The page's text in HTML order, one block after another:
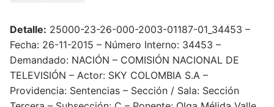
Detalle: 25000-23-26-000-2003-01187-01_34453 –
Fecha: 26-11-2015 – Número Interno: 34453 –
Demandado: NACIÓN – COMISIÓN NACIONAL DE
TELEVISIÓN – Actor: SKY COLOMBIA S.A –
Providencia: Sentencias – Sección / Sala: Sección